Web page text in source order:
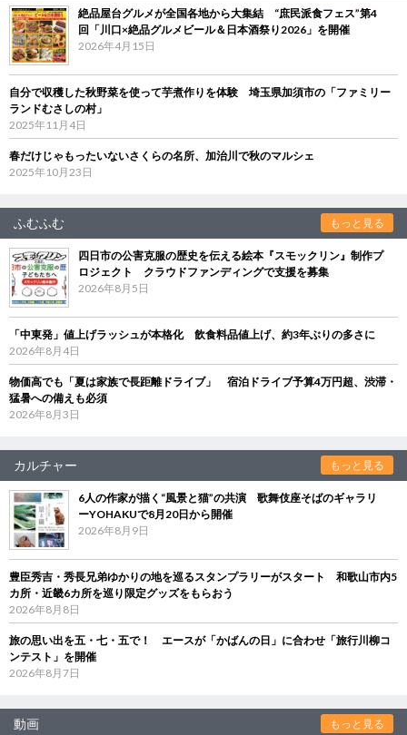
絶品屋台グルメが全国各地から大集結 “庶民派食フェス”第4
回「川口×絶品グルメビール＆日本酒祭り2026」を開催
2026年4月15日
自分で収穫した秋野菜を使って芋煮作りを体験 埼玉県加須市の「ファミリー
ランドむさしの村」
2025年11月4日
春だけじゃもったいないさくらの名所、加治川で秋のマルシェ
2025年10月23日
ふむふむ もっと見る
四日市の公害克服の歴史を伝える絵本『スモックリン』制作プ
ロジェクト クラウドファンディングで支援を募集
2026年8月5日
「中東発」値上げラッシュが本格化 飲食料品値上げ、約3年ぶりの多さに
2026年8月4日
物価高でも「夏は家族で長距離ドライブ」 宿泊ドライブ予算4万円超、渋滞・
猛暑への備えも必須
2026年8月3日
カルチャー もっと見る
6人の作家が描く“風景と猫”の共演 歌舞伎座そばのギャラリ
ーYOHAKUで8月20日から開催
2026年8月9日
豊臣秀吉・秀長兄弟ゆかりの地を巡るスタンプラリーがスタート 和歌山市内5
カ所・近畿6カ所を巡り限定グッズをもらおう
2026年8月8日
旅の思い出を五・七・五で！ エースが「かばんの日」に合わせ「旅行川柳コ
ンテスト」を開催
2026年8月7日
動画 もっと見る